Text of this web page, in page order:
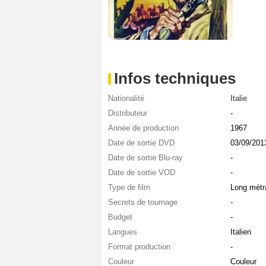
Infos techniques
Nationalité
Italie
Distributeur
-
Année de production
1967
Date de sortie DVD
03/09/
Date de sortie Blu-ray
-
Date de sortie VOD
-
Type de film
Long
Secrets de tournage
-
Budget
-
Langues
Italien
Format production
-
Couleur
Couleur